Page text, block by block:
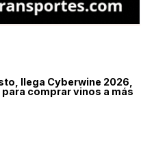
llega Cyberwine 2026,
comprar vinos a más